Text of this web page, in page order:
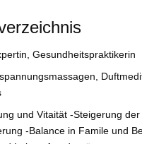
Gesundheitspraktikerin
und Vitaität -Steigerung
-Balance in Famile und